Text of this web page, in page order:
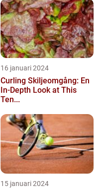
16 januari 2024
Curling Skiljeomgång: En
In-Depth Look at This
Ten...
15 januari 2024